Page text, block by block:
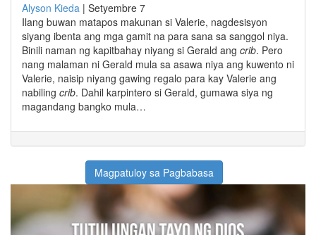
Alyson Kieda | Setyembre 7
Ilang buwan matapos makunan si Valerie, nagdesisyon
siyang ibenta ang mga gamit na para sana sa sanggol niya.
Binili naman ng kapitbahay niyang si Gerald ang crib. Pero
nang malaman ni Gerald mula sa asawa niya ang kuwento ni
Valerie, naisip niyang gawing regalo para kay Valerie ang
nabiling crib. Dahil karpintero si Gerald, gumawa siya ng
magandang bangko mula…
Magpatuloy sa Pagbabasa